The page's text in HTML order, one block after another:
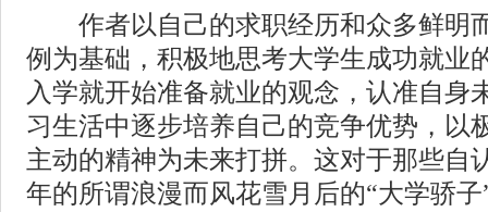
作者以自己的求职经历和众多鲜明
例为基础，积极地思考大学生成功就业
入学就开始准备就业的观念，认准自身
习生活中逐步培养自己的竞争优势，以
主动的精神为未来打拼。这对于那些自
年的所谓浪漫而风花雪月后的“大学骄